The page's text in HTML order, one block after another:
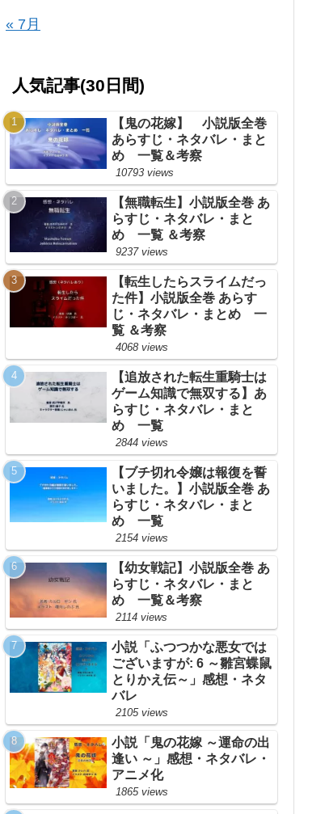
« 7月
人気記事(30日間)
【鬼の花嫁】 小説版全巻
あらすじ・ネタバレ・まと
め 一覧＆考察
10793 views
【無職転生】小説版全巻 あ
らすじ・ネタバレ・まと
め 一覧 ＆考察
9237 views
【転生したらスライムだっ
た件】小説版全巻 あらす
じ・ネタバレ・まとめ 一
覧 ＆考察
4068 views
【追放された転生重騎士は
ゲーム知識で無双する】あ
らすじ・ネタバレ・まと
め 一覧
2844 views
【ブチ切れ令嬢は報復を誓
いました。】小説版全巻 あ
らすじ・ネタバレ・まと
め 一覧
2154 views
【幼女戦記】小説版全巻 あ
らすじ・ネタバレ・まと
め 一覧＆考察
2114 views
小説「ふつつかな悪女では
ございますが: 6 ～雛宮蝶鼠
とりかえ伝～」感想・ネタ
バレ
2105 views
小説「鬼の花嫁 ～運命の出
逢い ～」感想・ネタバレ・
アニメ化
1865 views